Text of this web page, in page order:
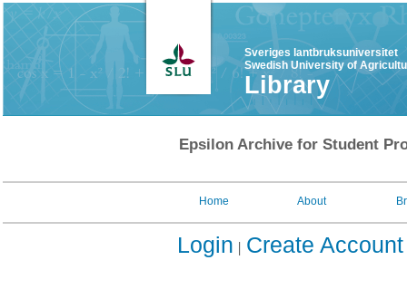
Sveriges lantbruksuniversitet
Swedish University of
Library
Epsilon Archive for Student
Home About
Login Create Account